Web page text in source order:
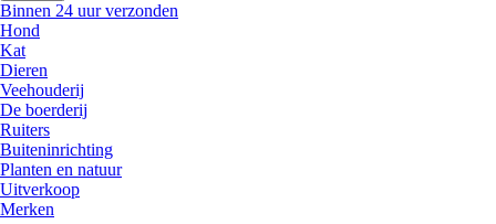
Binnen 24 uur verzonden
Hond
Kat
Dieren
Veehouderij
De boerderij
Ruiters
Buiteninrichting
Planten en natuur
Uitverkoop
Merken